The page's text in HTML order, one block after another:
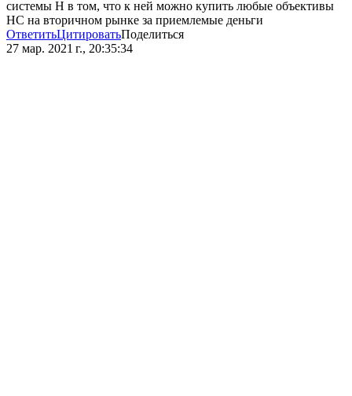
системы Н в том, что к ней можно купить любые объективы
НС на вторичном рынке за приемлемые деньги
ОтветитьЦитироватьПоделиться
27 мар. 2021 г., 20:35:34